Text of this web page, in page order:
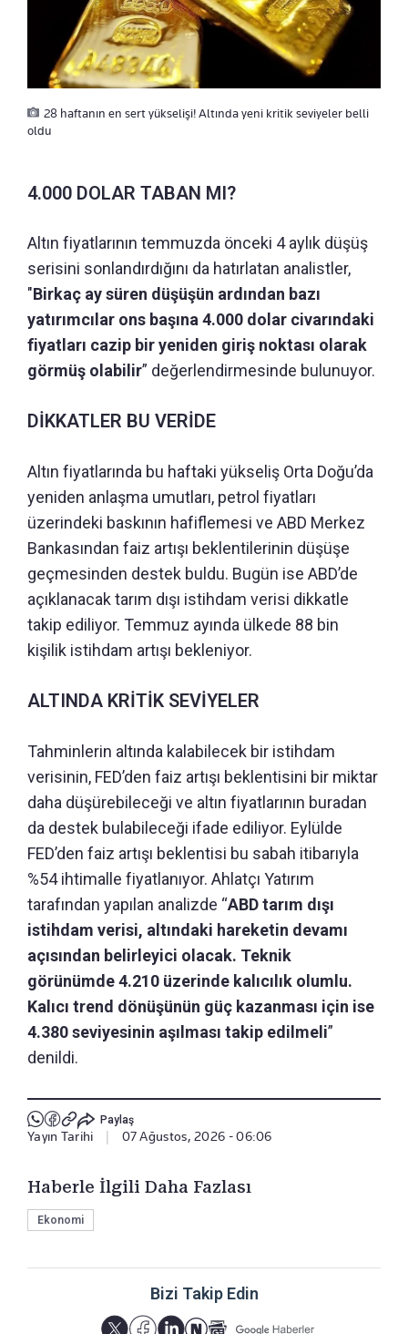
28 haftanın en sert yükselişi! Altında yeni kritik seviyeler belli
oldu
4.000 DOLAR TABAN MI?
Altın fiyatlarının temmuzda önceki 4 aylık düşüş
serisini sonlandırdığını da hatırlatan analistler,
"Birkaç ay süren düşüşün ardından bazı
yatırımcılar ons başına 4.000 dolar civarındaki
fiyatları cazip bir yeniden giriş noktası olarak
görmüş olabilir” değerlendirmesinde bulunuyor.
DİKKATLER BU VERİDE
Altın fiyatlarında bu haftaki yükseliş Orta Doğu’da
yeniden anlaşma umutları, petrol fiyatları
üzerindeki baskının hafiflemesi ve ABD Merkez
Bankasından faiz artışı beklentilerinin düşüşe
geçmesinden destek buldu. Bugün ise ABD’de
açıklanacak tarım dışı istihdam verisi dikkatle
takip ediliyor. Temmuz ayında ülkede 88 bin
kişilik istihdam artışı bekleniyor.
ALTINDA KRİTİK SEVİYELER
Tahminlerin altında kalabilecek bir istihdam
verisinin, FED’den faiz artışı beklentisini bir miktar
daha düşürebileceği ve altın fiyatlarının buradan
da destek bulabileceği ifade ediliyor. Eylülde
FED’den faiz artışı beklentisi bu sabah itibarıyla
%54 ihtimalle fiyatlanıyor. Ahlatçı Yatırım
tarafından yapılan analizde “ABD tarım dışı
istihdam verisi, altındaki hareketin devamı
açısından belirleyici olacak. Teknik
görünümde 4.210 üzerinde kalıcılık olumlu.
Kalıcı trend dönüşünün güç kazanması için ise
4.380 seviyesinin aşılması takip edilmeli”
denildi.
Paylaş
Yayın Tarihi 07 Ağustos, 2026 - 06:06
Haberle İlgili Daha Fazlası
Ekonomi
Bizi Takip Edin